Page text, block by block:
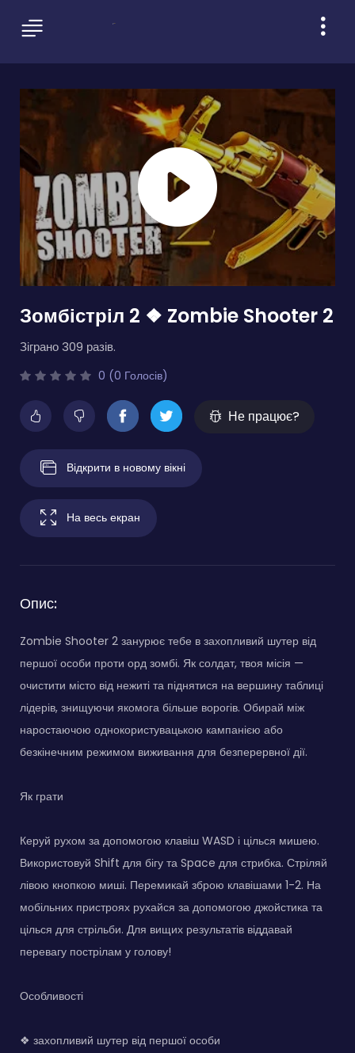
Зомбістріл 2 ❖ Zombie Shooter 2
Зіграно 309 разів.
0 (0 Голосів)
Не працює?
Відкрити в новому вікні
На весь екран
Опис:
Zombie Shooter 2 занурює тебе в захопливий шутер від
першої особи проти орд зомбі. Як солдат, твоя місія —
очистити місто від нежиті та піднятися на вершину таблиці
лідерів, знищуючи якомога більше ворогів. Обирай між
наростаючою однокористувацькою кампанією або
безкінечним режимом виживання для безперервної дії.
Як грати
Керуй рухом за допомогою клавіш WASD і цілься мишею.
Використовуй Shift для бігу та Space для стрибка. Стріляй
лівою кнопкою миші. Перемикай зброю клавішами 1-2. На
мобільних пристроях рухайся за допомогою джойстика та
цілься для стрільби. Для вищих результатів віддавай
перевагу пострілам у голову!
Особливості
❖ захопливий шутер від першої особи